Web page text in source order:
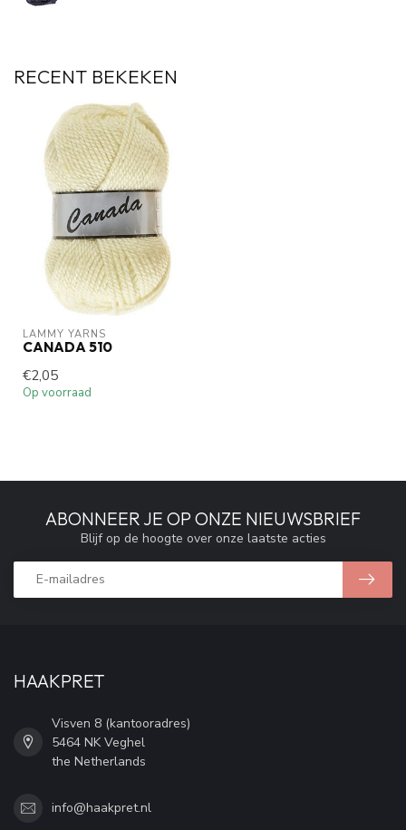
RECENT BEKEKEN
LAMMY YARNS
CANADA 510
€2,05
Op voorraad
ABONNEER JE OP ONZE NIEUWSBRIEF
Blijf op de hoogte over onze laatste acties
HAAKPRET
Visven 8 (kantooradres)
5464 NK Veghel
the Netherlands
info@haakpret.nl